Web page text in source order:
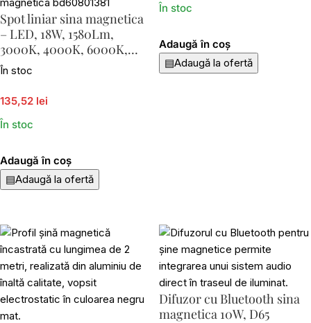
Spot liniar sina magnetica
– LED, 18W, 1580Lm,
3000K, 4000K, 6000K,
L330
În stoc
135,52 lei
În stoc
Adaugă în coș
▤Adaugă la ofertă
În stoc
Adaugă în coș
▤Adaugă la ofertă
Difuzor cu Bluetooth sina
magnetica 10W, D65